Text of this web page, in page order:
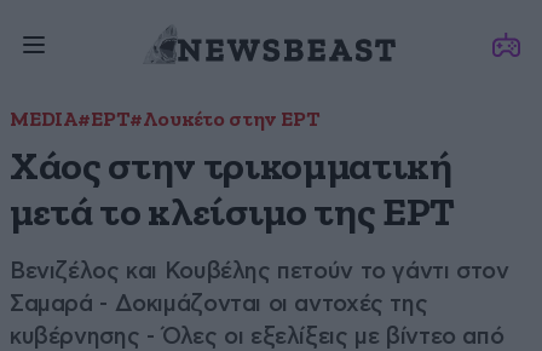
MEDIA#ΕΡΤ#Λουκέτο στην ΕΡΤ
Χάος στην τρικομματική
μετά το κλείσιμο της ΕΡΤ
Βενιζέλος και Κουβέλης πετούν το γάντι στον
Σαμαρά - Δοκιμάζονται οι αντοχές της
κυβέρνησης - Όλες οι εξελίξεις με βίντεο από